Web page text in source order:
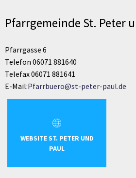
Pfarrgemeinde St. Peter
Pfarrgasse 6
Telefon 06071 881640
Telefax 06071 881641
E-Mail:Pfarrbuero@st-peter-paul.de
WEBSITE ST. PETER UND
PAUL